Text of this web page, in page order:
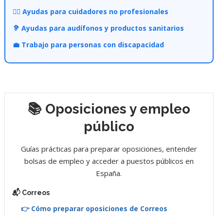
👩‍⚕️ Ayudas para cuidadores no profesionales
🦻 Ayudas para audífonos y productos sanitarios
💼 Trabajo para personas con discapacidad
📚 Oposiciones y empleo
público
Guías prácticas para preparar oposiciones, entender
bolsas de empleo y acceder a puestos públicos en
España.
📬 Correos
👉 Cómo preparar oposiciones de Correos